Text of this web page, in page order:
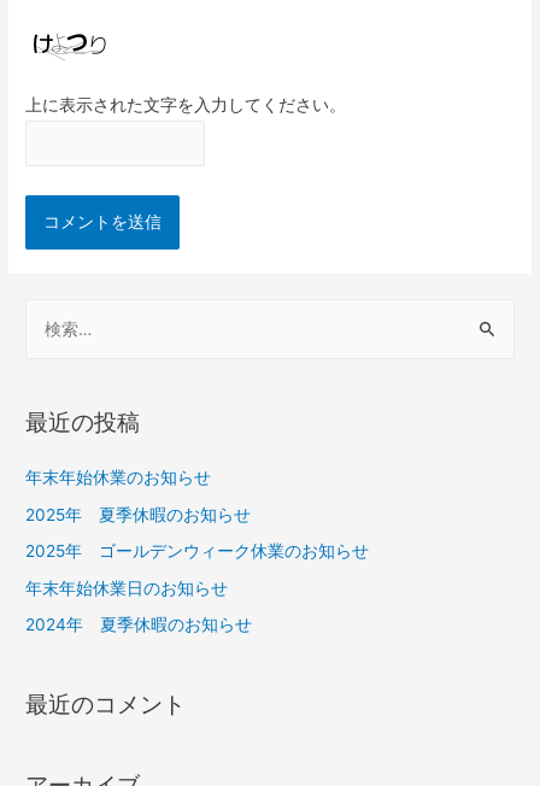
上に表示された文字を入力してください。
最近の投稿
年末年始休業のお知らせ
2025年 夏季休暇のお知らせ
2025年 ゴールデンウィーク休業のお知らせ
年末年始休業日のお知らせ
2024年 夏季休暇のお知らせ
最近のコメント